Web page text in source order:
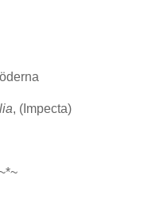
, (Impecta)